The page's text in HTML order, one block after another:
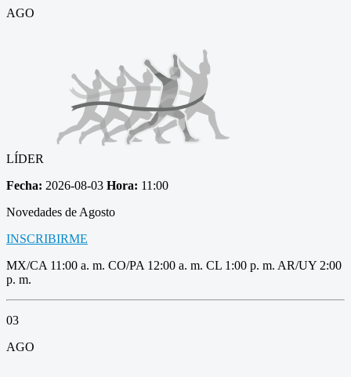
AGO
LÍDER
Fecha: 2026-08-03 Hora: 11:00
Novedades de Agosto
INSCRIBIRME
MX/CA 11:00 a. m. CO/PA 12:00 a. m. CL 1:00 p. m. AR/UY 2:00
p. m.
03
AGO